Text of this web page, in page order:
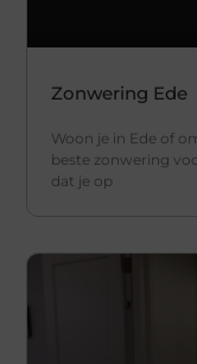
Zonwering Ede
Woon je in Ede of
beste zonwering
dat je op